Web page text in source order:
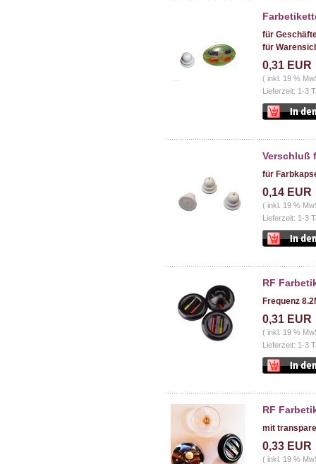
für
für
0,31 EUR
( inkl. 19 %
Lieferzeit: 1-3
Verschluß
für
0,14 EUR
( inkl. 19 %
Lieferzeit: 1-3
RF
Frequenz
0,31 EUR
( inkl. 19 %
Lieferzeit: 1-3
RF
mit
0,33 EUR
( inkl. 19 %